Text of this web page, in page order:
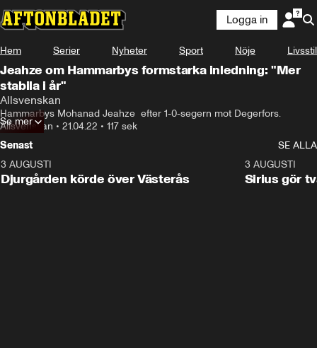
Logga in
Hem Serier Nyheter Sport Nöje Livsstil
Jeahze om Hammarbys formstarka inledning: "Mer
stabila i år"
Allsvenskan
Hammarbys Mohanad Jeahze  efter 1-0-segern mot Degerfors.
Allsvenskan • 21.04.22 • 117 sek
Se mer
Senast
SE ALLA
3 AUGUSTI
Djurgården körde över Västerås
3 AUGUSTI
Sirius gör